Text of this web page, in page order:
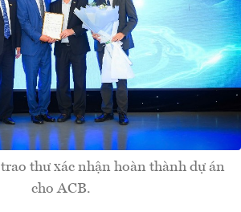
thư xác nhận hoàn thành dự án
cho ACB.